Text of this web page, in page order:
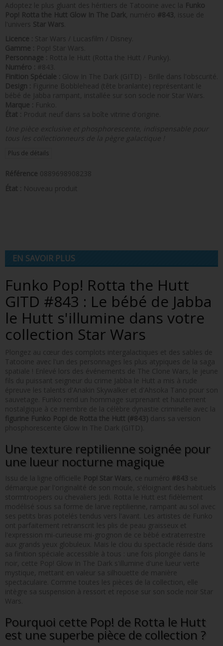
PELUCHE
LOUNGEFLY
Adoptez le plus gluant des héritiers de Tatooine avec la Funko
Pop! Rotta the Hutt Glow In The Dark , numéro #843 , issue de
l'univers Star Wars
Licence : Star Wars / Lucasfilm / Disney.
Gamme : Pop! Star Wars.
Personnage : Rotta le Hutt (Rotta the Hutt / Punky).
Numéro : #843.
Finition Spéciale : Glow In The Dark (GITD) - Brille dans l'obscurité.
Design : Figurine Bobblehead (tête branlante) représentant le
bébé de Jabba rampant, installée sur son socle noir Star Wars.
Marque : Funko.
État : Produit neuf dans sa boîte vitrine d'origine.
Une pièce exclusive et phosphorescente, indispensable pour
tous les collectionneurs de la pègre galactique !
Plus de détails
Référence 0889698908238
État : Nouveau produit
EN SAVOIR PLUS
Funko Pop! Rotta the Hutt
GITD #843 : Le bébé de Jabba
le Hutt s'illumine dans votre
collection Star Wars
Plongez au cœur des complots intergalactiques et des sables de
Tatooine avec l'un des personnages les plus atypiques de la saga
spatiale ! Enlevé lors des événements de The Clone Wars, le jeune
fils du puissant seigneur du crime Jabba le Hutt a mis à rude
épreuve les talents d'Anakin Skywalker et d'Ahsoka Tano pour son
sauvetage. Funko rend un hommage surprenant et hautement
nostalgique à ce membre de la célèbre dynastie criminelle avec la
figurine Funko Pop! de Rotta the Hutt (#843) dans sa version
phosphorescente Glow In The Dark (GITD).
Une texture reptilienne soignée pour
une lueur nocturne magique
Issu de la ligne officielle Pop! Star Wars , ce numéro #843 se
démarque par l'originalité de son moule, s'éloignant des habituels
stormtroopers ou chevaliers Jedi. Rotta le Hutt est fidèlement
modélisé sous sa forme de larve reptilienne, rampant au sol avec
ses petits bras potelés tendus vers l'avant. Les artistes de Funko
ont parfaitement retranscrit les plis de peau graisseux et
l'expression mi-curieuse mi-grognon de ce bébé extraterrestre
aux grands yeux globuleux. Mais le clou du spectacle réside dans
sa finition spéciale accessible à tous : une fois plongée dans le
noir, cette Pop! Glow In The Dark s'illumine d'une lueur verte
mystique, mettant en valeur sa silhouette de manière
spectaculaire. Comme toutes les pièces de la collection, elle
intègre sa suspension à ressort et repose sur son socle noir Star
Wars.
Pourquoi cette Pop! de Rotta le Hutt
est une superbe pièce de collection ?